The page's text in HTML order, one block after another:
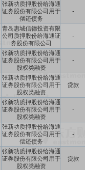
张新功质押股份给海通
证券股份有限公司用于
偿还债务
-
青岛惠城信德投资有限
公司质押股份给海通证
券股份有限公司
-
张新功质押股份给海通
证券股份有限公司用于
股权类融资
-
张新功质押股份给海通
证券股份有限公司用于
股权类融资
贷款
张新功质押股份给海通
证券股份有限公司用于
股权类融资
-
张新功质押股份给海通
证券股份有限公司用于
偿还债务
-
张新功质押股份给海通
证券股份有限公司用于
股权类融资
贷款